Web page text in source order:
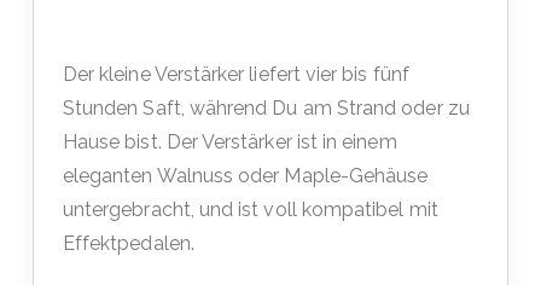
Der kleine Verstärker liefert vier bis fünf
Stunden Saft, während Du am Strand oder zu
Hause bist. Der Verstärker ist in einem
eleganten Walnuss oder Maple-Gehäuse
untergebracht, und ist voll kompatibel mit
Effektpedalen.